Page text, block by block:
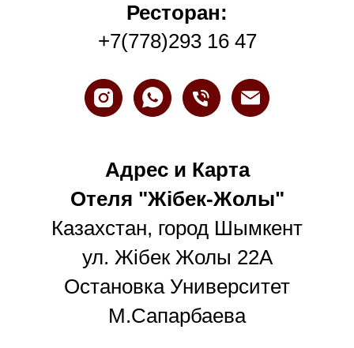
Ресторан:
+7(778)293 16 47
Адрес и Карта
Отеля "Жiбек-Жолы"
Казахстан, город Шымкент
ул. Жiбек Жолы 22А
Остановка Университет
М.Сапарбаева